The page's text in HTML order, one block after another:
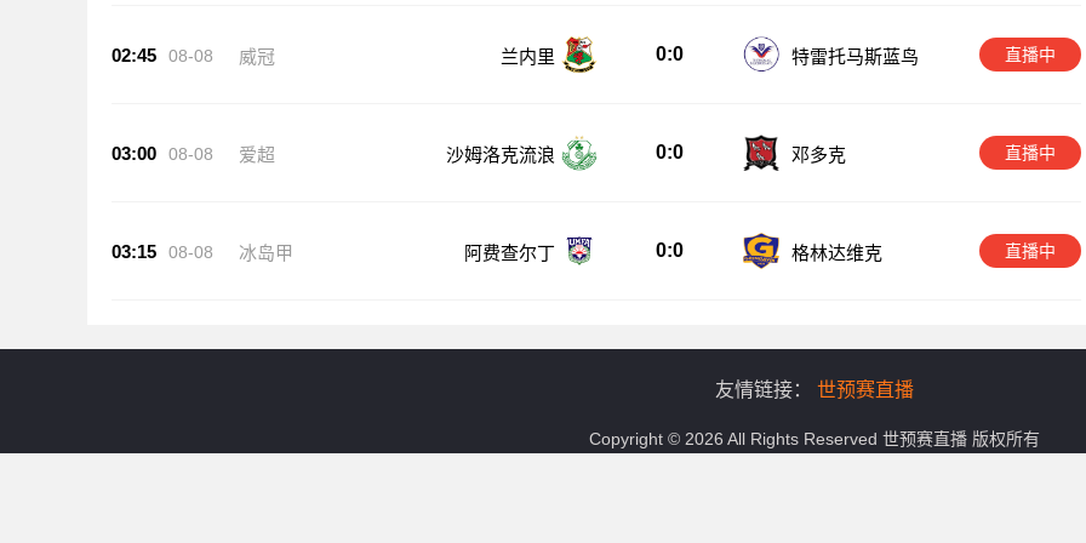
02:45 08-08 威冠 兰内里 0:0 特雷托马斯蓝鸟 直播中
03:00 08-08 爱超 沙姆洛克流浪 0:0 邓多克 直播中
03:15 08-08 冰岛甲 阿费查尔丁 0:0 格林达维克 直播中
友情链接： 世预赛直播
Copyright © 2026 All Rights Reserved 世预赛直播 版权所有